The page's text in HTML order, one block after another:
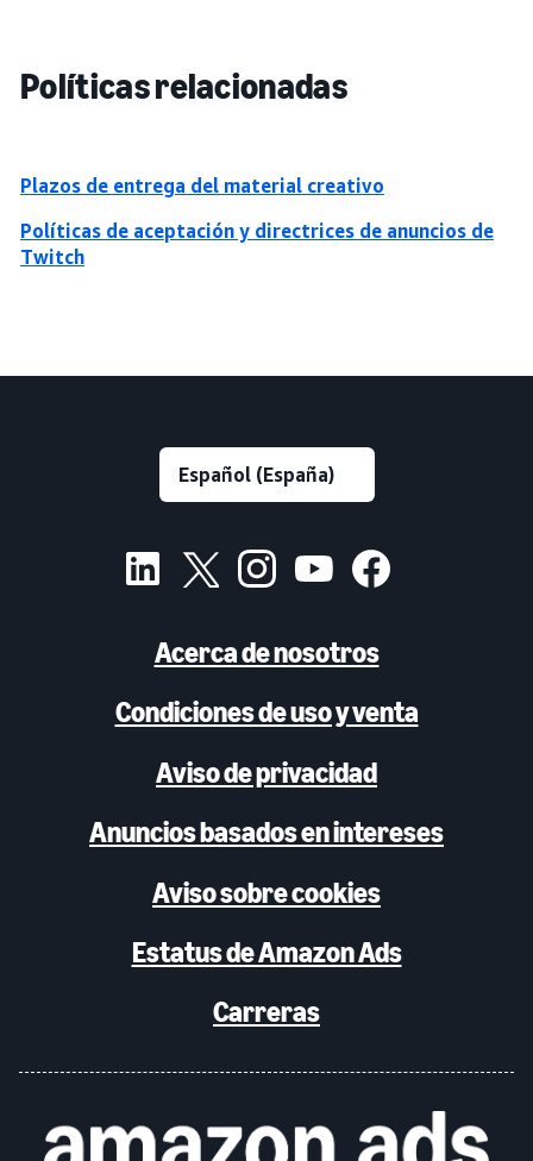
Políticas relacionadas
Plazos de entrega del material creativo
Políticas de aceptación y directrices de anuncios de
Twitch
Acerca de nosotros
Condiciones de uso y venta
Aviso de privacidad
Anuncios basados en intereses
Aviso sobre cookies
Estatus de Amazon Ads
Carreras